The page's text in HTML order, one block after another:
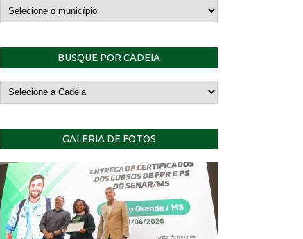
BUSQUE POR CADEIA
GALERIA DE FOTOS